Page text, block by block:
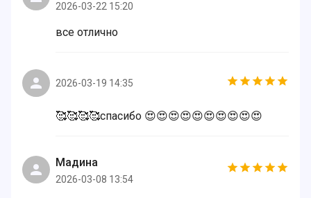
2026-03-22 15:20
все отлично
2026-03-19 14:35
🥰🥰🥰🥰спасибо 😍😍😍😍😍😍😍😍😍😍
Мадина
2026-03-08 13:54